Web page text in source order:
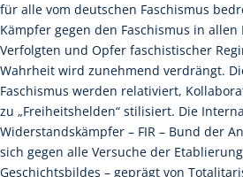
für alle vom deutschen Faschismus
Kämpfer gegen den Faschismus in
Verfolgten und Opfer faschistischer
Wahrheit wird zunehmend verdrängt.
Faschismus werden relativiert,
zu „Freiheitshelden“ stilisiert. Die
Widerstandskämpfer – FIR – Bund der
sich gegen alle Versuche der
Geschichtsbildes – geprägt von